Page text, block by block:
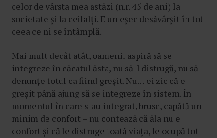
celor de vârsta mea astăzi (n.r. 45 de ani) la
societate și la ceilalți. E un eșec desăvârșit în tot
ceea ce ni se întâmplă.
Mai mult decât atât, oamenii aspiră să se
integreze în căcatul ăsta, nu să-l distrugă, nu să
denunțe totul ca fiind greșit. Nu… ei zic că e
greșit până ajung să se integreze în sistem. În
momentul în care s-au integrat, brusc, capătă un
minim de confort – nu contează că ăla nu e
confort și că le distruge toată viața, le ocupă tot